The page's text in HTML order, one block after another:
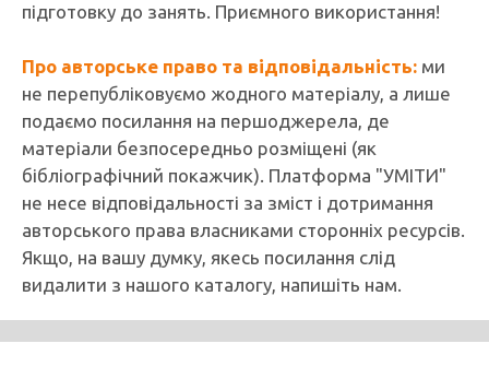
підготовку до занять. Приємного використання!
Про авторське право та відповідальність: ми
не перепубліковуємо жодного матеріалу, а лише
подаємо посилання на першоджерела, де
матеріали безпосередньо розміщені (як
бібліографічний покажчик). Платформа "УМІТИ"
не несе відповідальності за зміст і дотримання
авторського права власниками сторонніх ресурсів.
Якщо, на вашу думку, якесь посилання слід
видалити з нашого каталогу, напишіть нам.